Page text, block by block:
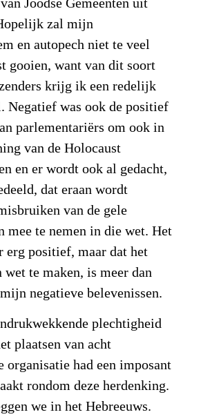
Joodse Gemeenten uit
zal mijn
en autopech niet te veel
gooien, want van dit soort
krijg ik een redelijk
Negatief was ook de positief
parlementariërs om ook in
van de Holocaust
en er wordt ook al gedacht,
dat eraan wordt
van de gele
mee te nemen in die wet. Het
positief, maar dat het
wet te maken, is meer dan
negatieve belevenissen.
plechtigheid
plaatsen van acht
organisatie had een imposant
rondom deze herdenking.
we in het Hebreeuws.